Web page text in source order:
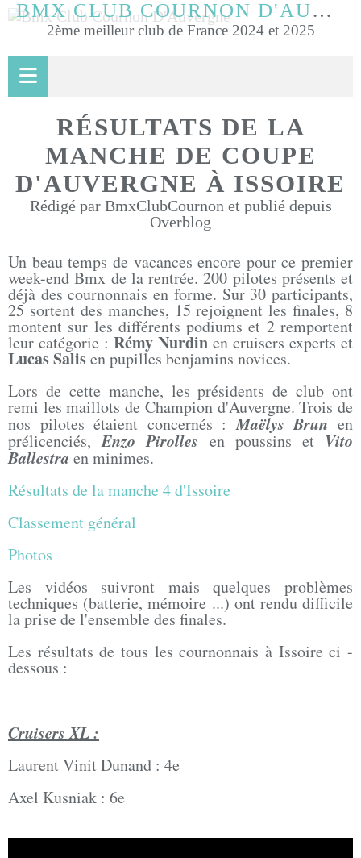
BMX CLUB COURNON D'AUVERGNE
2ème meilleur club de France 2024 et 2025
RÉSULTATS DE LA
MANCHE DE COUPE
D'AUVERGNE À ISSOIRE
Rédigé par BmxClubCournon et publié depuis
Overblog
Un beau temps de vacances encore pour ce premier
week-end Bmx de la rentrée. 200 pilotes présents et
déjà des cournonnais en forme. Sur 30 participants,
25 sortent des manches, 15 rejoignent les finales, 8
montent sur les différents podiums et 2 remportent
leur catégorie : Rémy Nurdin en cruisers experts et
Lucas Salisen pupilles benjamins novices.
Lors de cette manche, les présidents de club ont
remi les maillots de Champion d'Auvergne. Trois de
nos pilotes étaient concernés :Maëlys Brun en
prélicenciés,Enzo Pirolles en poussins et Vito
Ballestra en minimes.
Résultats de la manche 4 d'Issoire
Classement général
Photos
Les vidéos suivront mais quelques problèmes
techniques (batterie, mémoire ...) ont rendu difficile
la prise de l'ensemble des finales.
Les résultats de tous les cournonnais à Issoire ci -
dessous :
Cruisers XL :
Laurent Vinit Dunand : 4e
Axel Kusniak : 6e